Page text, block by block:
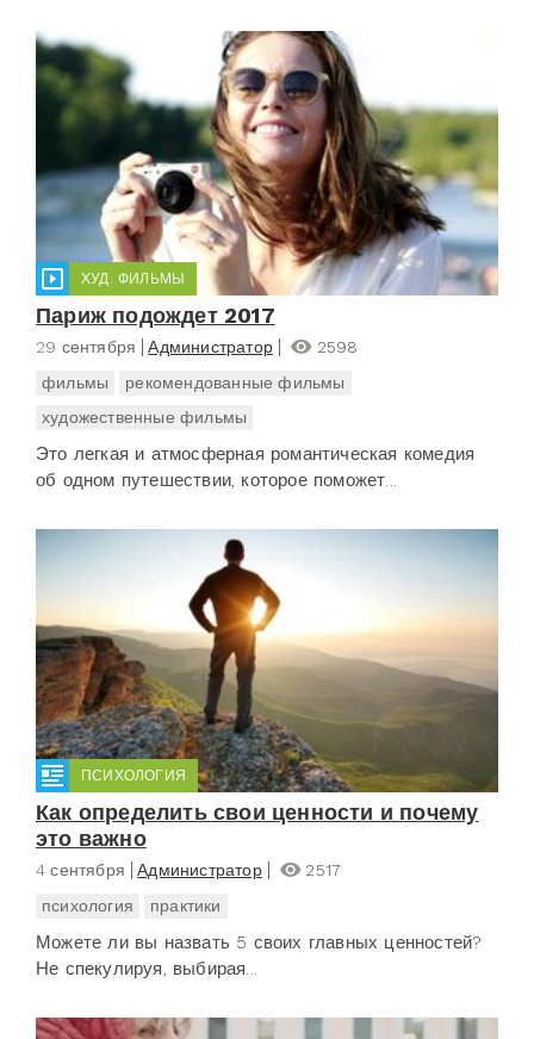
ХУД. ФИЛЬМЫ
Париж подождет 2017
29 сентября Администратор
2598
фильмы
рекомендованные фильмы
художественные фильмы
Это легкая и атмосферная романтическая комедия
об одном путешествии, которое поможет...
ПСИХОЛОГИЯ
Как определить свои ценности и почему
это важно
4 сентября Администратор
2517
психология
практики
Можете ли вы назвать 5 своих главных ценностей?
Не спекулируя, выбирая...